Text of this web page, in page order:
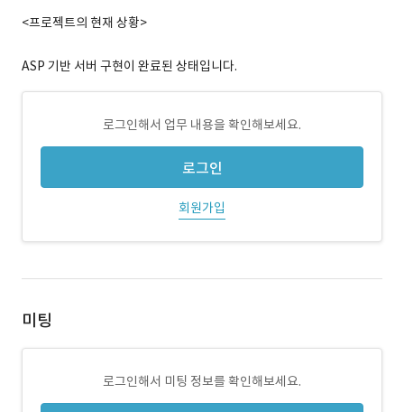
<프로젝트의 현재 상황>
ASP 기반 서버 구현이 완료된 상태입니다.
로그인해서 업무 내용을 확인해보세요.
로그인
회원가입
미팅
로그인해서 미팅 정보를 확인해보세요.